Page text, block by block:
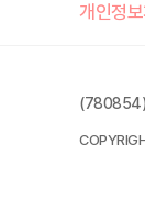
개인정
(780854)